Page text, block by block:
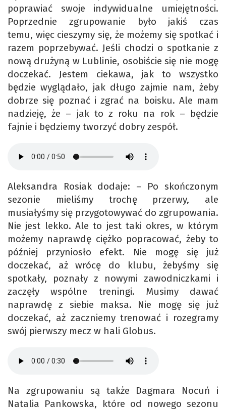
poprawiać swoje indywidualne umiejętności.
Poprzednie zgrupowanie było jakiś czas
temu, więc cieszymy się, że możemy się spotkać i
razem poprzebywać. Jeśli chodzi o spotkanie z
nową drużyną w Lublinie, osobiście się nie mogę
doczekać. Jestem ciekawa, jak to wszystko
będzie wyglądało, jak długo zajmie nam, żeby
dobrze się poznać i zgrać na boisku. Ale mam
nadzieję, że – jak to z roku na rok – będzie
fajnie i będziemy tworzyć dobry zespół.
Aleksandra Rosiak dodaje: – Po skończonym
sezonie mieliśmy trochę przerwy, ale
musiałyśmy się przygotowywać do zgrupowania.
Nie jest lekko. Ale to jest taki okres, w którym
możemy naprawdę ciężko popracować, żeby to
później przyniosło efekt. Nie mogę się już
doczekać, aż wrócę do klubu, żebyśmy się
spotkały, poznały z nowymi zawodniczkami i
zaczęły wspólne treningi. Musimy dawać
naprawdę z siebie maksa. Nie mogę się już
doczekać, aż zaczniemy trenować i rozegramy
swój pierwszy mecz w hali Globus.
Na zgrupowaniu są także Dagmara Nocuń i
Natalia Pankowska, które od nowego sezonu